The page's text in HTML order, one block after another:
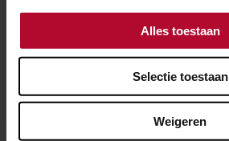
Alles toestaan
Selectie toestaan
Weigeren